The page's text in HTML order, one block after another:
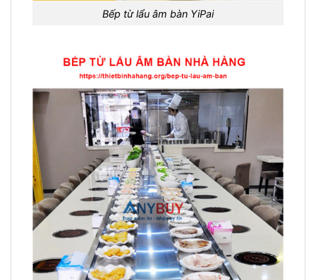
Bếp từ lẩu âm bàn YiPai